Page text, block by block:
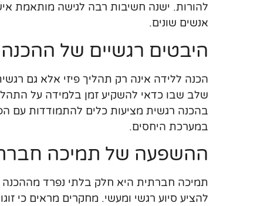
להורות. ישנה חשיבות רבה לגישה מותאמת
אנשים שונים.
היבטים רגשיים של
הכנה ללידה אינה רק תהליך פיזי אלא גם
שלב שבו כדאי להשקיע זמן בלמידה על
בהכנה רגשית מציעות כלים להתמודדות עם
במערכת היחסים.
ההשפעה של תמיכה
תמיכה חברתית היא חלק בלתי נפרד
להציע סיוע רגשי ומעשי. מחקרים מראים כי